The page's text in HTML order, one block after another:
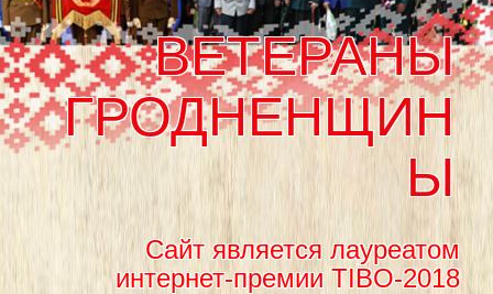
ВЕТЕРАНЫ
ГРОДНЕНЩИН
Ы
Сайт является лауреатом
интернет-премии TIBO-2018